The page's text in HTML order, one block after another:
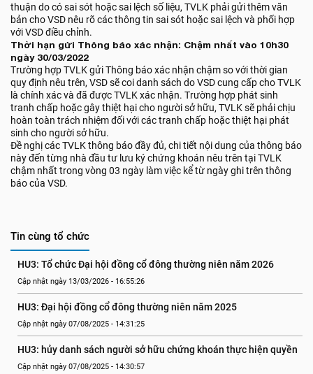
thuận do có sai sót hoặc sai lệch số liệu, TVLK phải gửi thêm văn
bản cho VSD nêu rõ các thông tin sai sót hoặc sai lệch và phối hợp
với VSD điều chỉnh.
Thời hạn gửi Thông báo xác nhận: Chậm nhất vào 10h30
ngày 30/03/2022
Trường hợp TVLK gửi Thông báo xác nhận chậm so với thời gian
quy định nêu trên, VSD sẽ coi danh sách do VSD cung cấp cho TVLK
là chính xác và đã được TVLK xác nhận. Trường hợp phát sinh
tranh chấp hoặc gây thiệt hại cho người sở hữu, TVLK sẽ phải chịu
hoàn toàn trách nhiệm đối với các tranh chấp hoặc thiệt hại phát
sinh cho người sở hữu.
Đề nghị các TVLK thông báo đầy đủ, chi tiết nội dung của thông báo
này đến từng nhà đầu tư lưu ký chứng khoán nêu trên tại TVLK
chậm nhất trong vòng 03 ngày làm việc kể từ ngày ghi trên thông
báo của VSD.
Tin cùng tổ chức
HU3: Tổ chức Đại hội đồng cổ đông thường niên năm 2026
Cập nhật ngày 13/03/2026 - 16:55:26
HU3: Đại hội đồng cổ đông thường niên năm 2025
Cập nhật ngày 07/08/2025 - 14:31:25
HU3: hủy danh sách người sở hữu chứng khoán thực hiện quyền
Cập nhật ngày 07/08/2025 - 14:30:57